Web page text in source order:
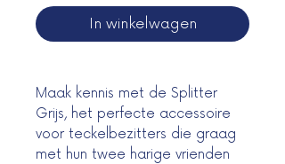
In winkelwagen
Maak kennis met de Splitter
Grijs, het perfecte accessoire
voor teckelbezitters die graag
met hun twee harige vrienden